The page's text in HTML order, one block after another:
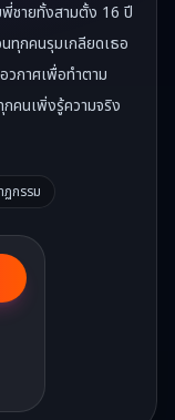
ชายทั้งสามตั้ง 16 ปี
ทุกคนรุมเกลียดเธอ
วกาศเพื่อทำตาม
คนเพิ่งรู้ความจริง
ฏกรรม